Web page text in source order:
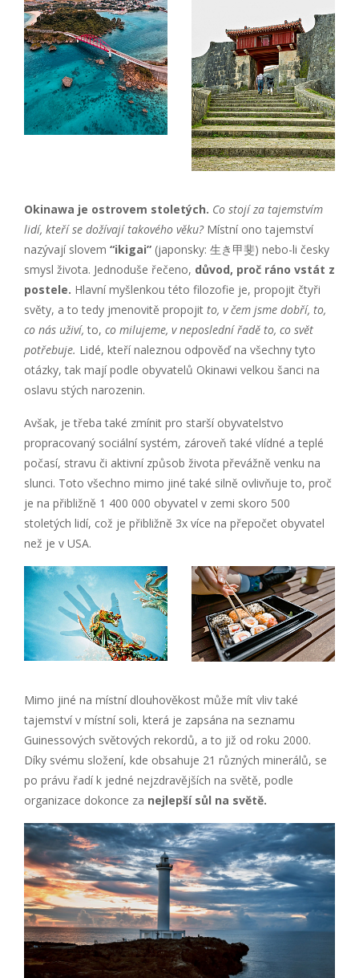
Okinawa je ostrovem stoletých. Co stojí za tajemstvím
lidí, kteří se dožívají takového věku? Místní ono tajemství
nazývají slovem “ikigai” (japonsky: 生き甲斐) nebo-li česky
smysl života. Jednoduše řečeno, důvod, proč ráno vstát z
postele. Hlavní myšlenkou této filozofie je, propojit čtyři
světy, a to tedy jmenovitě propojit to, v čem jsme dobří, to,
co nás uživí, to, co milujeme, v neposlední řadě to, co svět
potřebuje. Lidé, kteří naleznou odpověď na všechny tyto
otázky, tak mají podle obyvatelů Okinawi velkou šanci na
oslavu stých narozenin.
Avšak, je třeba také zmínit pro starší obyvatelstvo
propracovaný sociální systém, zároveň také vlídné a teplé
počasí, stravu či aktivní způsob života převážně venku na
slunci. Toto všechno mimo jiné také silně ovlivňuje to, proč
je na přibližně 1 400 000 obyvatel v zemi skoro 500
stoletých lidí, což je přibližně 3x více na přepočet obyvatel
než je v USA.
Mimo jiné na místní dlouhověkost může mít vliv také
tajemství v místní soli, která je zapsána na seznamu
Guinessových světových rekordů, a to již od roku 2000.
Díky svému složení, kde obsahuje 21 různých minerálů, se
po právu řadí k jedné nejzdravějších na světě, podle
organizace dokonce za nejlepší sůl na světě.